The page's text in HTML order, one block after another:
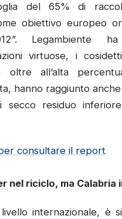
del 65% di
obiettivo europeo
Legambiente
virtuose, i
oltre all’alta
hanno raggiunto
secco residuo
consultare il report
nel riciclo, ma Calabria
livello internazionale, è